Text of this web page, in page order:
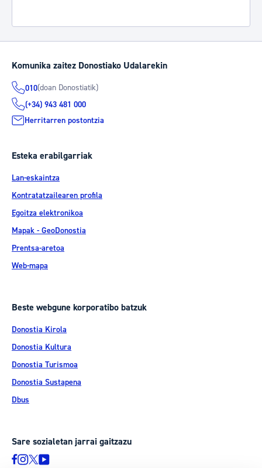
Komunika zaitez Donostiako Udalarekin
010(doan Donostiatik)
(+34) 943 481 000
Herritarren postontzia
Esteka erabilgarriak
Lan-eskaintza
Kontratatzailearen profila
Egoitza elektronikoa
Mapak - GeoDonostia
Prentsa-aretoa
Web-mapa
Beste webgune korporatibo batzuk
Donostia Kirola
Donostia Kultura
Donostia Turismoa
Donostia Sustapena
Dbus
Sare sozialetan jarrai gaitzazu